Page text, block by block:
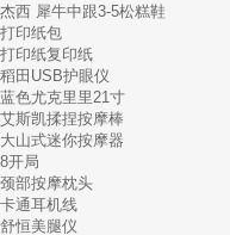
杰西 犀牛中跟3-5松糕鞋
打印纸包
打印纸复印纸
稻田USB护眼仪
蓝色尤克里里21寸
艾斯凯揉捏按摩棒
大山式迷你按摩器
8开局
颈部按摩枕头
卡通耳机线
舒恒美腿仪